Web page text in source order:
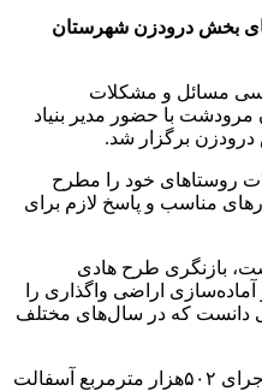
بخش درودزن شهرستان
مسائل و مشکلات
با حضور مدیر بنیاد
برگزار شد.
روستاهای خود را مطرح
مناسب و پاسخ لازم برای
بازنگری طرح هادی
اراضی واگذاری را
دانست که در سال‌های مختلف
علی شیروانی دوست اضافه کرد: اجرای ۵۰۲هزار مترمربع آسفالت